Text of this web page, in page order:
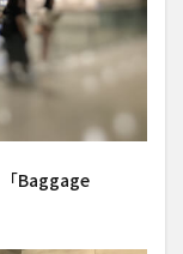
Baggage